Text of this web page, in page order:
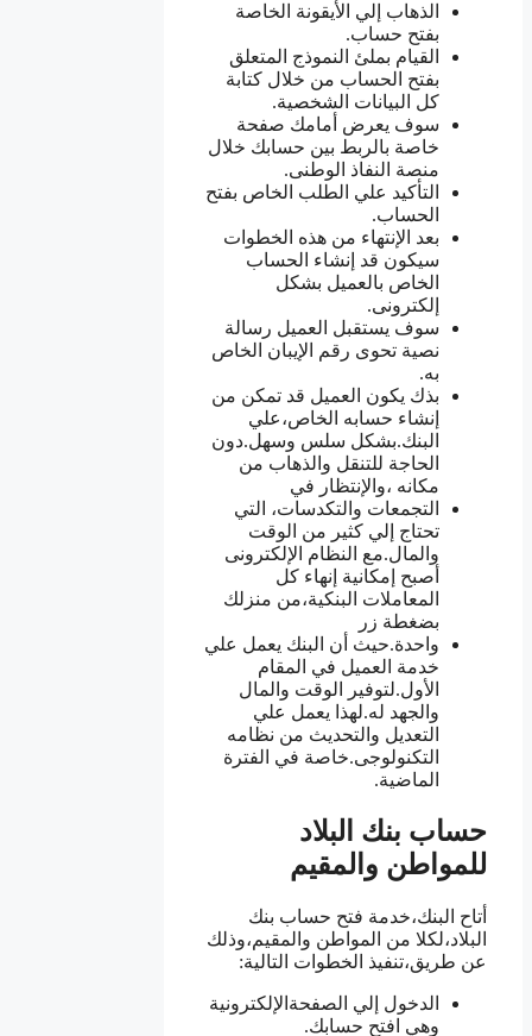
الذهاب إلي الأيقونة الخاصة
بفتح حساب.
القيام بملئ النموذج المتعلق
بفتح الحساب من خلال كتابة
كل البيانات الشخصية.
سوف يعرض أمامك صفحة
خاصة بالربط بين حسابك خلال
منصة النفاذ الوطنى.
التأكيد علي الطلب الخاص بفتح
الحساب.
بعد الإنتهاء من هذه الخطوات
سيكون قد إنشاء الحساب
الخاص بالعميل بشكل
إلكترونى.
سوف يستقبل العميل رسالة
نصية تحوى رقم الإيبان الخاص
به.
بذك يكون العميل قد تمكن من
إنشاء حسابه الخاص،علي
البنك.بشكل سلس وسهل.دون
الحاجة للتنقل والذهاب من
مكانه ،والإنتظار في
التجمعات والتكدسات، التي
تحتاج إلي كثير من الوقت
والمال.مع النظام الإلكترونى
أصبح إمكانية إنهاء كل
المعاملات البنكية،من منزلك
بضغطة زر
واحدة.حيث أن البنك يعمل علي
خدمة العميل في المقام
الأول.لتوفير الوقت والمال
والجهد له.لهذا يعمل علي
التعديل والتحديث من نظامه
التكنولوجى.خاصة في الفترة
الماضية.
حساب بنك البلاد
للمواطن والمقيم
أتاح البنك،خدمة فتح حساب بنك
البلاد،لكلا من المواطن والمقيم،وذلك
عن طريق،تنفيذ الخطوات التالية:
الدخول إلي الصفحةالإلكترونية
وهي افتح حسابك.